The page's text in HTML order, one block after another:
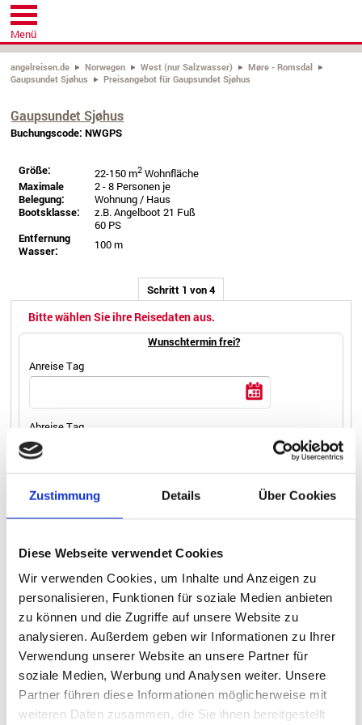
Zustimmung Details Über Cookies
Diese Webseite verwendet Cookies
Wir verwenden Cookies, um Inhalte und Anzeigen zu
personalisieren, Funktionen für soziale Medien anbieten
zu können und die Zugriffe auf unsere Website zu
analysieren. Außerdem geben wir Informationen zu Ihrer
Verwendung unserer Website an unsere Partner für
soziale Medien, Werbung und Analysen weiter. Unsere
Partner führen diese Informationen möglicherweise mit
weiteren Daten zusammen, die Sie ihnen bereitgestellt
Menü
angelreisen.de Norwegen West (nur Salzwasser)
Møre - Romsdal
Gaupsundet Sjøhus
Preisangebot für Gaupsundet Sjøhus
Gaupsundet Sjøhus
Buchungscode: NWGPS
Größe: 22-150 m2 Wohnfläche
Maximale
Belegung:
2 - 8 Personen je
Wohnung / Haus
Bootsklasse:
z.B. Angelboot 21 Fuß
60 PS
Entfernung
Wasser:
100 m
Schritt 1 von 4
Bitte wählen Sie ihre Reisedaten aus.
Wunschtermin frei?
Anreise Tag
Abreise Tag
Personenanzahl
Unterkunftstyp
Bitte wählen Sie Ihren Bootstyp aus.
Nach Auswahl eines Reisetermins und der Personenanzahl
werden Ihnen die Boote angezeigt.
Bitte wählen Sie, falls gewünscht, zusätzliche Angebote